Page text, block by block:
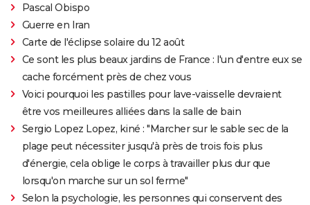
Pascal Obispo
Guerre en Iran
Carte de l'éclipse solaire du 12 août
Ce sont les plus beaux jardins de France : l'un d'entre eux se
cache forcément près de chez vous
Voici pourquoi les pastilles pour lave-vaisselle devraient
être vos meilleures alliées dans la salle de bain
Sergio Lopez Lopez, kiné : "Marcher sur le sable sec de la
plage peut nécessiter jusqu'à près de trois fois plus
d'énergie, cela oblige le corps à travailler plus dur que
lorsqu'on marche sur un sol ferme"
Selon la psychologie, les personnes qui conservent des